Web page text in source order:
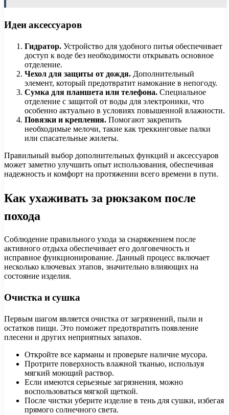
Идеи аксессуаров
Гидратор. Устройство для удобного питья обеспечивает
доступ к воде без необходимости открывать основное
отделение.
Чехол для защиты от дождя. Дополнительный
элемент, который предотвратит намокание в непогоду.
Сумка для планшета или телефона. Специальное
отделение с защитой от воды для электроники, что
особенно актуально в условиях повышенной влажности.
Повязки и крепления. Помогают закрепить
необходимые мелочи, такие как треккинговые палки
или спасательные жилеты.
Правильный выбор дополнительных функций и аксессуаров
может заметно улучшить опыт использования, обеспечивая
надежность и комфорт на протяжении всего времени в пути.
Как ухаживать за рюкзаком после
похода
Соблюдение правильного ухода за снаряжением после
активного отдыха обеспечивает его долговечность и
исправное функционирование. Данный процесс включает
несколько ключевых этапов, значительно влияющих на
состояние изделия.
Очистка и сушка
Первым шагом является очистка от загрязнений, пыли и
остатков пищи. Это поможет предотвратить появление
плесени и других неприятных запахов.
Откройте все карманы и проверьте наличие мусора.
Протрите поверхность влажной тканью, используя
мягкий моющий раствор.
Если имеются серьезные загрязнения, можно
воспользоваться мягкой щеткой.
После чистки уберите изделие в тень для сушки, избегая
прямого солнечного света.